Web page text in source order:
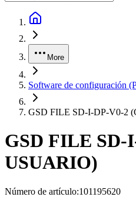
More
Software de configuración
GSD FILE SD-I-DP-V0-2
GSD FILE SD-
USUARIO)
Número de artículo:101195620